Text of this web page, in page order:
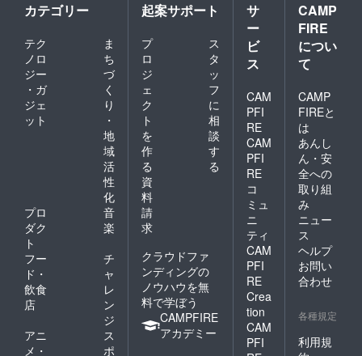
カテゴリー
テク
ノロ
ジー
・ガ
ジェ
ット
ま
ち
づ
く
り
・
地
域
活
性
化
プロ
ダク
ト
音
楽
フー
ド・
飲食
店
チ
ャ
レ
ン
ジ
アニ
メ・
ス
ポ
起案サポート
プ
ロ
ジ
ェ
ク
ト
を
作
る
ス
タ
ッ
フ
に
相
談
す
る
資
料
請
求
クラウドファ
ンディングの
ノウハウを無
料で学ぼう
CAMPFIRE
アカデミー
サ
ー
ビ
ス
CAM
PFI
RE
CAM
PFI
RE
コ
ミュ
ニ
ティ
CAM
PFI
RE
Crea
tion
CAM
PFI
CAMP
FIRE
につい
て
CAMP
FIREと
は
あんし
ん・安
全への
取り組
み
ニュー
ス
ヘルプ
お問い
合わせ
各種規定
利用規